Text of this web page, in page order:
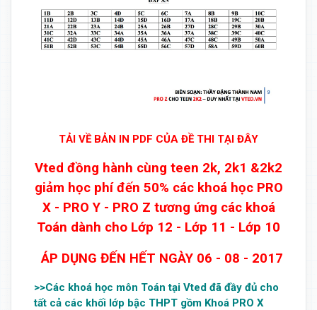
TẢI VỀ BẢN IN PDF CỦA ĐỀ THI TẠI ĐÂY
Vted đồng hành cùng teen 2k, 2k1 &2k2
giảm học phí đến 50% các khoá học PRO
X - PRO Y - PRO Z tương ứng các khoá
Toán dành cho Lớp 12 - Lớp 11 - Lớp 10
ÁP DỤNG ĐẾN HẾT NGÀY 06 - 08 - 2017
>>Các khoá học môn Toán tại Vted đã đầy đủ cho
tất cả các khối lớp bậc THPT gồm Khoá PRO X